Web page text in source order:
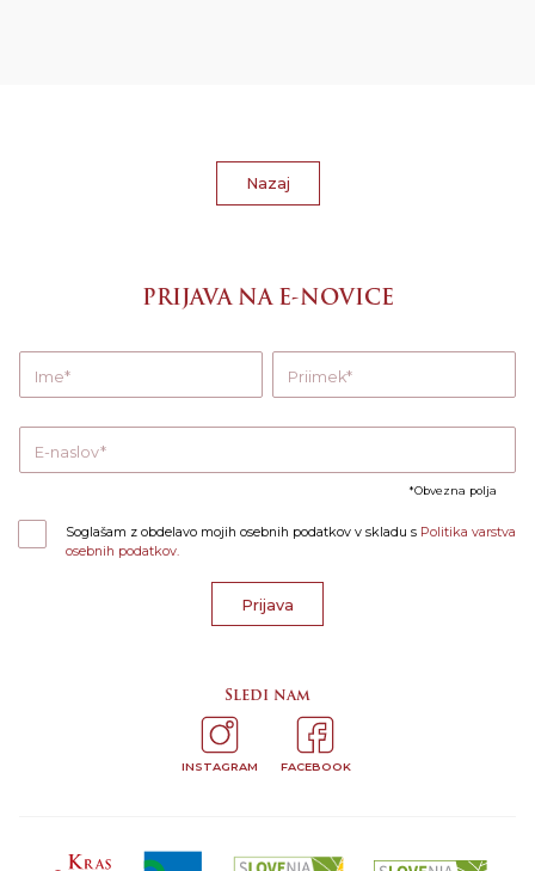
Nazaj
PRIJAVA NA E-NOVICE
Ime Priimek
E-naslov
Obvezna polja
Soglašam z obdelavo mojih osebnih podatkov v skladu s Politika varstva
osebnih podatkov.
Prijava
Sledi nam
INSTAGRAM FACEBOOK